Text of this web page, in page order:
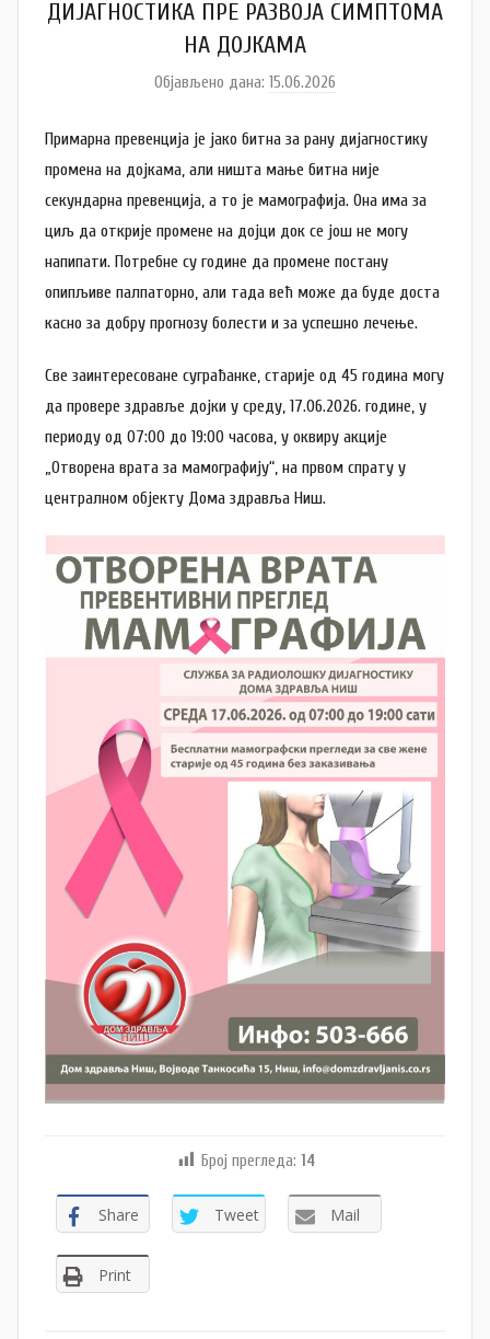
ДИЈАГНОСТИКА ПРЕ РАЗВОЈА СИМПТОМА
НА ДОЈКАМА
Објављено дана: 15.06.2026
т
о
р
A
e
i
ć
Примарна превенција је јако битна за рану дијагностику
промена на дојкама, али ништа мање битна није
секундарна превенција, а то је мамографија. Она има за
циљ да открије промене на дојци док се још не могу
напипати. Потребне су године да промене постану
опипљиве палпаторно, али тада већ може да буде доста
касно за добру прогнозу болести и за успешно лечење.
Све заинтересоване суграђанке, старије од 45 година могу
да провере здравље дојки у среду, 17.06.2026. године, у
периоду од 07:00 до 19:00 часова, у оквиру акције
„Отворена врата за мамографију“, на првом спрату у
централном објекту Дома здравља Ниш.
Број прегледа: 14
Share Tweet Mail
Print